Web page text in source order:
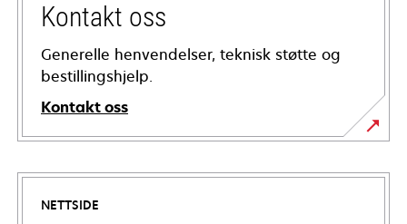
Kontakt oss
Generelle henvendelser, teknisk støtte og
bestillingshjelp.
Kontakt oss
NETTSIDE